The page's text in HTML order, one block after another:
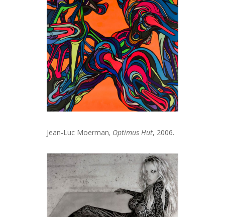
Jean-Luc Moerman, Optimus Hut, 2006.